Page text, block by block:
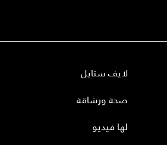
لايف ستايل
صحة ورشاقة
لها فيديو